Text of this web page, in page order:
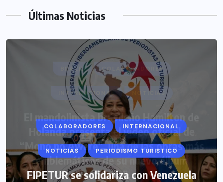
Últimas Noticias
COLABORADORES INTERNACIONAL
NOTICIAS PERIODISMO TURISTICO
FIPETUR se solidariza con Venezuela